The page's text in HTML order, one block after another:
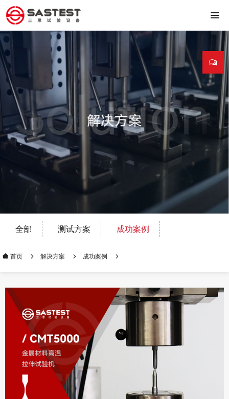
全部 测试方案 成功案例
首页 解决方案 成功案例